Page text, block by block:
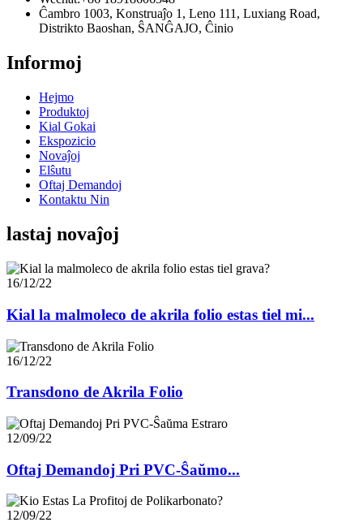
Ĉambro 1003, Konstruaĵo 1, Leno 111, Luxiang Road,
Distrikto Baoshan, ŜANĜAJO, Ĉinio
Informoj
Hejmo
Produktoj
Kial Gokai
Ekspozicio
Novaĵoj
Elŝutu
Oftaj Demandoj
Kontaktu Nin
lastaj novaĵoj
16/12/22
Kial la malmoleco de akrila folio estas tiel mi...
16/12/22
Transdono de Akrila Folio
12/09/22
Oftaj Demandoj Pri PVC-Ŝaŭmo...
12/09/22